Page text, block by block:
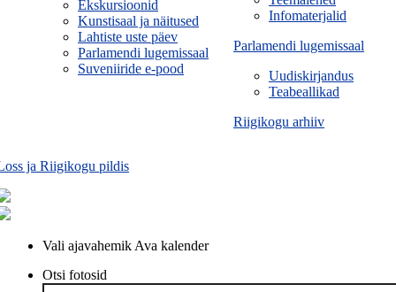
Infomaterjalid
Parlamendi lugemissaal
Uudiskirjandus
Teabeallikad
Riigikogu arhiiv
Ekskursioonid
Kunstisaal ja näitused
Lahtiste uste päev
Parlamendi lugemissaal
Suveniiride e-pood
ja Riigikogu pildis
Vali ajavahemik Ava kalender
Otsi fotosid